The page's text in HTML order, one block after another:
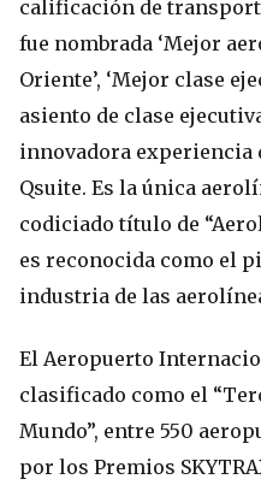
calificación de
fue nombrada ‘Mejor
Oriente’, ‘Mejor clase
asiento de clase
innovadora experiencia
Qsuite. Es la única
codiciado título de
es reconocida como el
industria de las
El Aeropuerto
clasificado como el
Mundo”, entre 550
por los Premios